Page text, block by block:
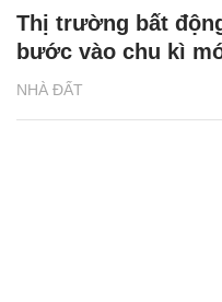
NHÀ ĐẤT
Thị trường bất
bước vào chu kì